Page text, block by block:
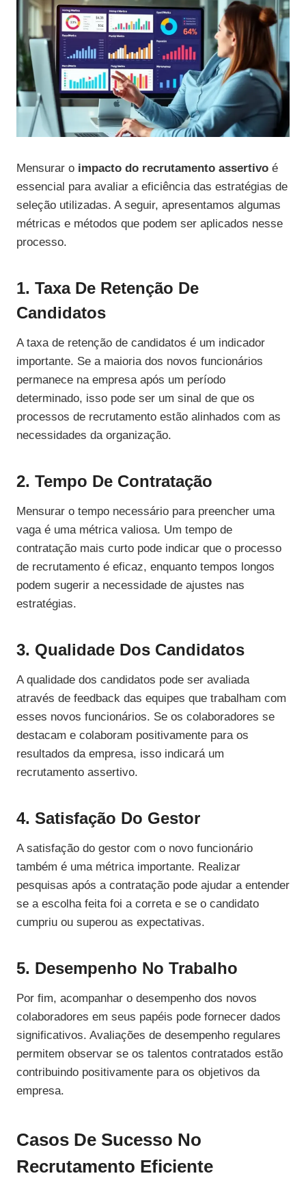
Mensurar o impacto do recrutamento assertivo é
essencial para avaliar a eficiência das estratégias de
seleção utilizadas. A seguir, apresentamos algumas
métricas e métodos que podem ser aplicados nesse
processo.
1. Taxa De Retenção De
Candidatos
A taxa de retenção de candidatos é um indicador
importante. Se a maioria dos novos funcionários
permanece na empresa após um período
determinado, isso pode ser um sinal de que os
processos de recrutamento estão alinhados com as
necessidades da organização.
2. Tempo De Contratação
Mensurar o tempo necessário para preencher uma
vaga é uma métrica valiosa. Um tempo de
contratação mais curto pode indicar que o processo
de recrutamento é eficaz, enquanto tempos longos
podem sugerir a necessidade de ajustes nas
estratégias.
3. Qualidade Dos Candidatos
A qualidade dos candidatos pode ser avaliada
através de feedback das equipes que trabalham com
esses novos funcionários. Se os colaboradores se
destacam e colaboram positivamente para os
resultados da empresa, isso indicará um
recrutamento assertivo.
4. Satisfação Do Gestor
A satisfação do gestor com o novo funcionário
também é uma métrica importante. Realizar
pesquisas após a contratação pode ajudar a entender
se a escolha feita foi a correta e se o candidato
cumpriu ou superou as expectativas.
5. Desempenho No Trabalho
Por fim, acompanhar o desempenho dos novos
colaboradores em seus papéis pode fornecer dados
significativos. Avaliações de desempenho regulares
permitem observar se os talentos contratados estão
contribuindo positivamente para os objetivos da
empresa.
Casos De Sucesso No
Recrutamento Eficiente